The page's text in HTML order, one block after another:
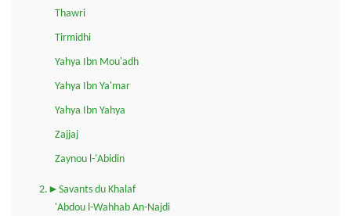
Thawri
Tirmidhi
Yahya Ibn Mou'adh
Yahya Ibn Ya'mar
Yahya Ibn Yahya
Zajjaj
Zaynou l-'Abidin
2.►Savants du Khalaf
'Abdou l-Wahhab An-Najdi